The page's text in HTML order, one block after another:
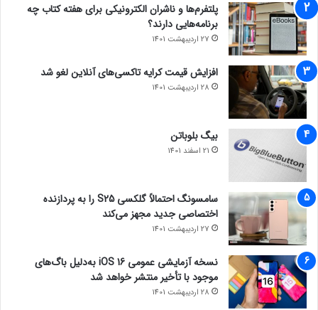
پلتفرم‌ها و ناشران الکترونیکی برای هفته کتاب چه
برنامه‌هایی دارند؟
27 اردیبهشت 1401
افزایش قیمت کرایه تاکسی‌های آنلاین لغو شد
28 اردیبهشت 1401
بیگ بلوباتن
21 اسفند 1401
سامسونگ احتمالاً گلکسی S25 را به پردازنده
اختصاصی جدید مجهز می‌کند
27 اردیبهشت 1401
نسخه آزمایشی عمومی iOS 16 به‌دلیل باگ‌های
موجود با تأخیر منتشر خواهد شد
28 اردیبهشت 1401